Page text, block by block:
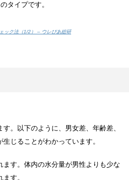
！
っているので...
ではないでし...
タイプです。
ック法（1/2） – ウレぴあ総研
。以下のように、男女差、年齢差、
じることがわかっています。
す。体内の水分量が男性よりも少な
す。